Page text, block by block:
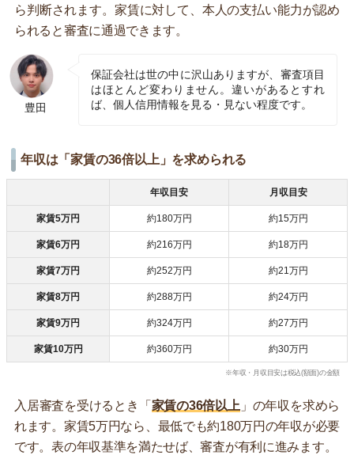
ら判断されます。家賃に対して、本人の支払い能力が認め
られると審査に通過できます。
豊田
保証会社は世の中に沢山ありますが、審査項目
はほとんど変わりません。違いがあるとすれ
ば、個人信用情報を見る・見ない程度です。
年収は「家賃の36倍以上」を求められる
年収目安 月収目安
家賃5万円 約180万円 約15万円
家賃6万円 約216万円 約18万円
家賃7万円 約252万円 約21万円
家賃8万円 約288万円 約24万円
家賃9万円 約324万円 約27万円
家賃10万円 約360万円 約30万円
※年収・月収目安は税込(額面)の金額
入居審査を受けるとき「 家賃の36倍以上 」の年収を求めら
れます。家賃5万円なら、最低でも約180万円の年収が必要
です。表の年収基準を満たせば、審査が有利に進みます。